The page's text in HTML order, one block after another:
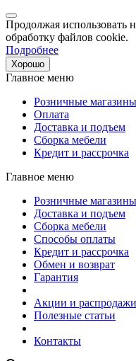
Продолжая использовать
обработку файлов cookie.
Подробнее
Хорошо
Главное меню
Розничные магазины
Оплата
Доставка и подъем
Сборка мебели
Кредит и рассрочка
Главное меню
Розничные магазины
Доставка и подъем
Сборка мебели
Способы оплаты
Кредит и рассрочка
Обмен и возврат
Гарантия
Акции и распродажи
Полезные статьи
Контакты